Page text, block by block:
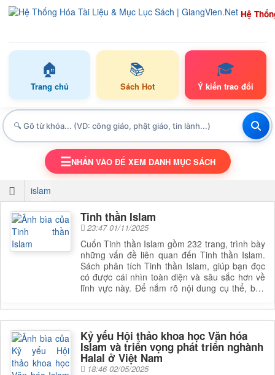
Hệ
🏠
Trang chủ
📚
Sách Hot
🎓
Ý kiến trao đổi
TOGGLE NAVIGATION
☰NHẤN VÀO ĐỂ XEM DANH MỤC SÁCH
islam
Tinh thần Islam
23:47 01/11/2025
Cuốn Tinh thần Islam gồm 232 trang, trình bày
những vấn đề liên quan đến Tinh thần Islam.
Sách phân tích Tinh thần Islam, giúp bạn đọc
có được cái nhìn toàn diện và sâu sắc hơn về
lĩnh vực này. Để nắm rõ nội dung cụ thể, bạn
chi tiết bên dưới.
Kỷ yếu Hội thảo khoa học Văn hóa
Islam và triển vọng phát triển nghành
Halal ở Việt Nam
18:46 02/05/2025